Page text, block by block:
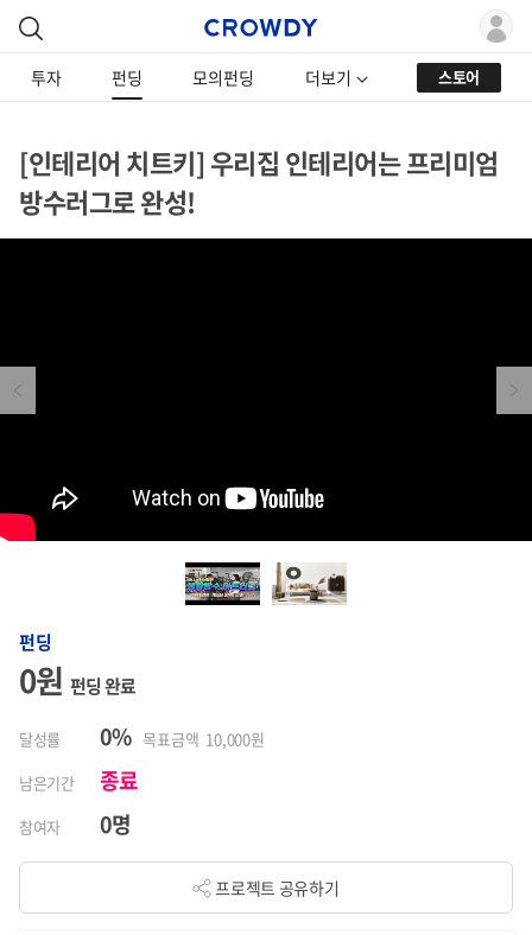
투자 펀딩 모의펀딩 더보기 스토어
[인테리어 치트키] 우리집 인테리어는 프리미엄
방수러그로 완성!
Previous Next
펀딩
0원 펀딩 완료
달성률 0% 목표금액 10,000원
남은기간
종료
참여자 0명
프로젝트 공유하기